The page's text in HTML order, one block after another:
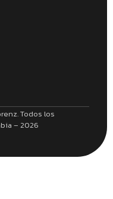
Todos los
– 2026